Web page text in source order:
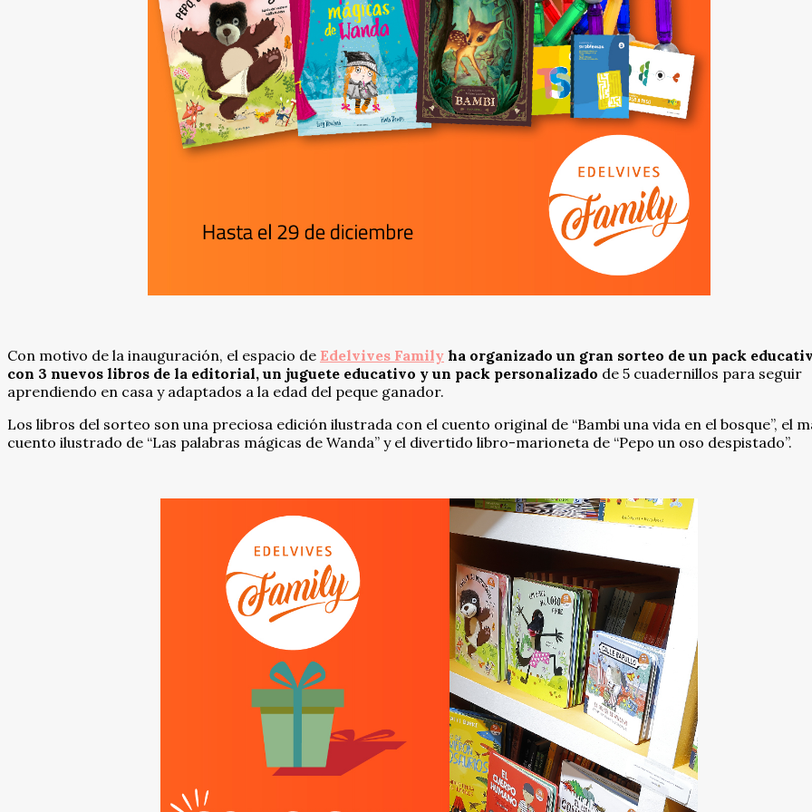
Con motivo de la inauguración, el espacio de Edelvives Family ha organizado un gran sorteo de un pack
con 3 nuevos libros de la editorial, un juguete educativo y un pack personalizado de 5 cuadernillos para seguir
aprendiendo en casa y adaptados a la edad del peque ganador.
Los libros del sorteo son una preciosa edición ilustrada con el cuento original de “Bambi una vida en el bosque”, el
cuento ilustrado de “Las palabras mágicas de Wanda” y el divertido libro-marioneta de “Pepo un oso despistado”.